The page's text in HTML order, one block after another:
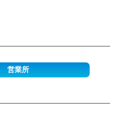
営業所